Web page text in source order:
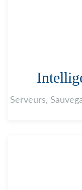
Serveurs,